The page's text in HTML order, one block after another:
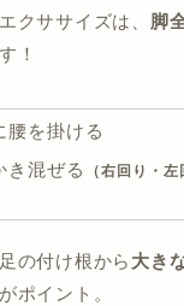
クササイズは、 脚
！
腰を掛ける
き混ぜる
（右回り・
の付け根から 大き
ポイント。